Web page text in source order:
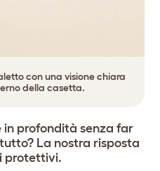
con una visione chiara
della casetta.
in profondità senza far
La nostra risposta
protettivi.